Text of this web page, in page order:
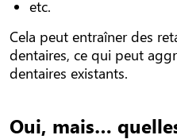
etc.
Cela peut entraîner des
dentaires, ce qui peut
dentaires existants.
Oui, mais…